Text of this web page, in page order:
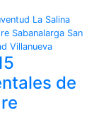
La Salina
Sabanalarga San
Villanueva
de